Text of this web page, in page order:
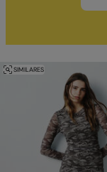
SIMILARES